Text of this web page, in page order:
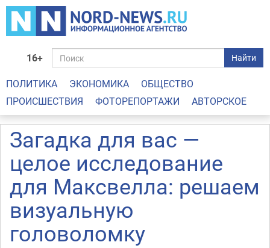
16+ Найти
ПОЛИТИКА ЭКОНОМИКА
ОБЩЕСТВО
ПРОИСШЕСТВИЯ
ФОТОРЕПОРТАЖИ АВТОРСКОЕ
Загадка для вас —
целое исследование
для Максвелла: решаем
визуальную
головоломку